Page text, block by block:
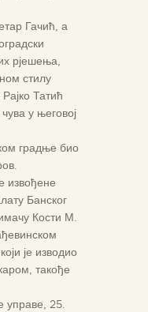
Гачић, а
рјешења,
стилу
Татић
у његовој
градње био
извођене
Банског
Кости М.
је изводио
такође
управе, 25.